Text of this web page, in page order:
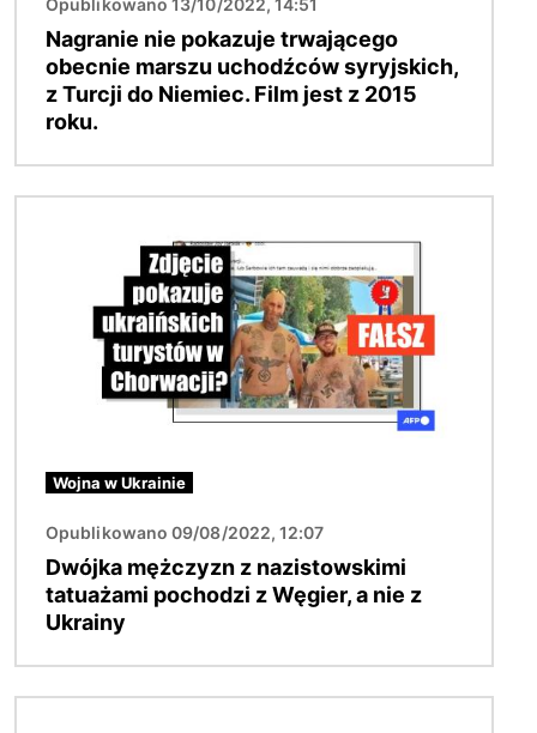
Nagranie nie pokazuje trwającego
obecnie marszu uchodźców syryjskich,
z Turcji do Niemiec. Film jest z 2015
roku.
Wojna w Ukrainie
Opublikowano 09/08/2022, 12:07
Dwójka mężczyzn z nazistowskimi
tatuażami pochodzi z Węgier, a nie z
Ukrainy